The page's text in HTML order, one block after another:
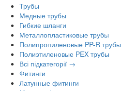
Трубы
Медные трубы
Гибкие шланги
Металлопластиковые трубы
Полипропиленовые PP-R трубы
Полиэтиленовые PEX трубы
Всі підкатегорії →
Фитинги
Латунные фитинги